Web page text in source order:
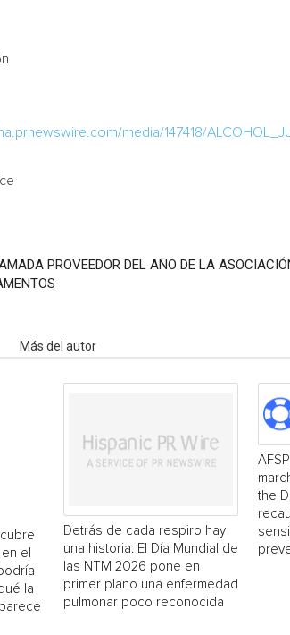
media/147418/
PROVEEDOR DEL AÑO DE LA
Más del autor
el
la
Detrás de cada respiro hay
una historia: El Día Mundial de
las NTM 2026 pone en
primer plano una enfermedad
pulmonar poco reconocida
the